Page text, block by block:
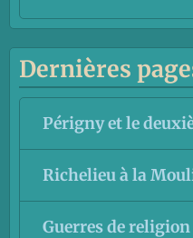
Dernières
Périgny et le
Richelieu à la
Guerres de religion